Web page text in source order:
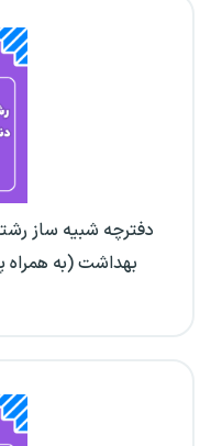
دفترچه شبیه ساز
بهداشت (به